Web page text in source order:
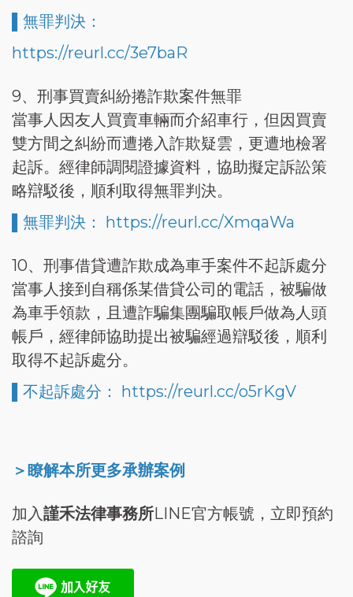
▌無罪判決：
https://reurl.cc/3e7baR
9、刑事買賣糾紛捲詐欺案件無罪
當事人因友人買賣車輛而介紹車行，但因買賣
雙方間之糾紛而遭捲入詐欺疑雲，更遭地檢署
起訴。經律師調閱證據資料，協助擬定訴訟策
略辯駁後，順利取得無罪判決。
▌無罪判決： https://reurl.cc/XmqaWa
10、刑事借貸遭詐欺成為車手案件不起訴處分
當事人接到自稱係某借貸公司的電話，被騙做
為車手領款，且遭詐騙集團騙取帳戶做為人頭
帳戶，經律師協助提出被騙經過辯駁後，順利
取得不起訴處分。
▌不起訴處分： https://reurl.cc/o5rKgV
＞瞭解本所更多承辦案例
加入謹禾法律事務所LINE官方帳號，立即預約
諮詢